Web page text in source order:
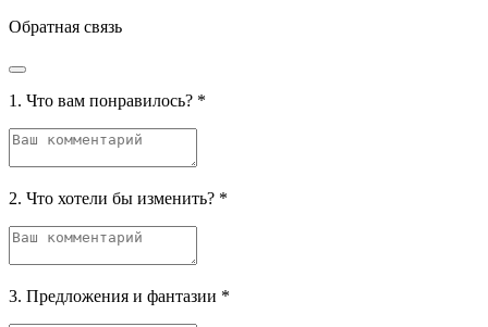
Обратная связь
1. Что вам понравилось? *
2. Что хотели бы изменить? *
3. Предложения и фантазии *